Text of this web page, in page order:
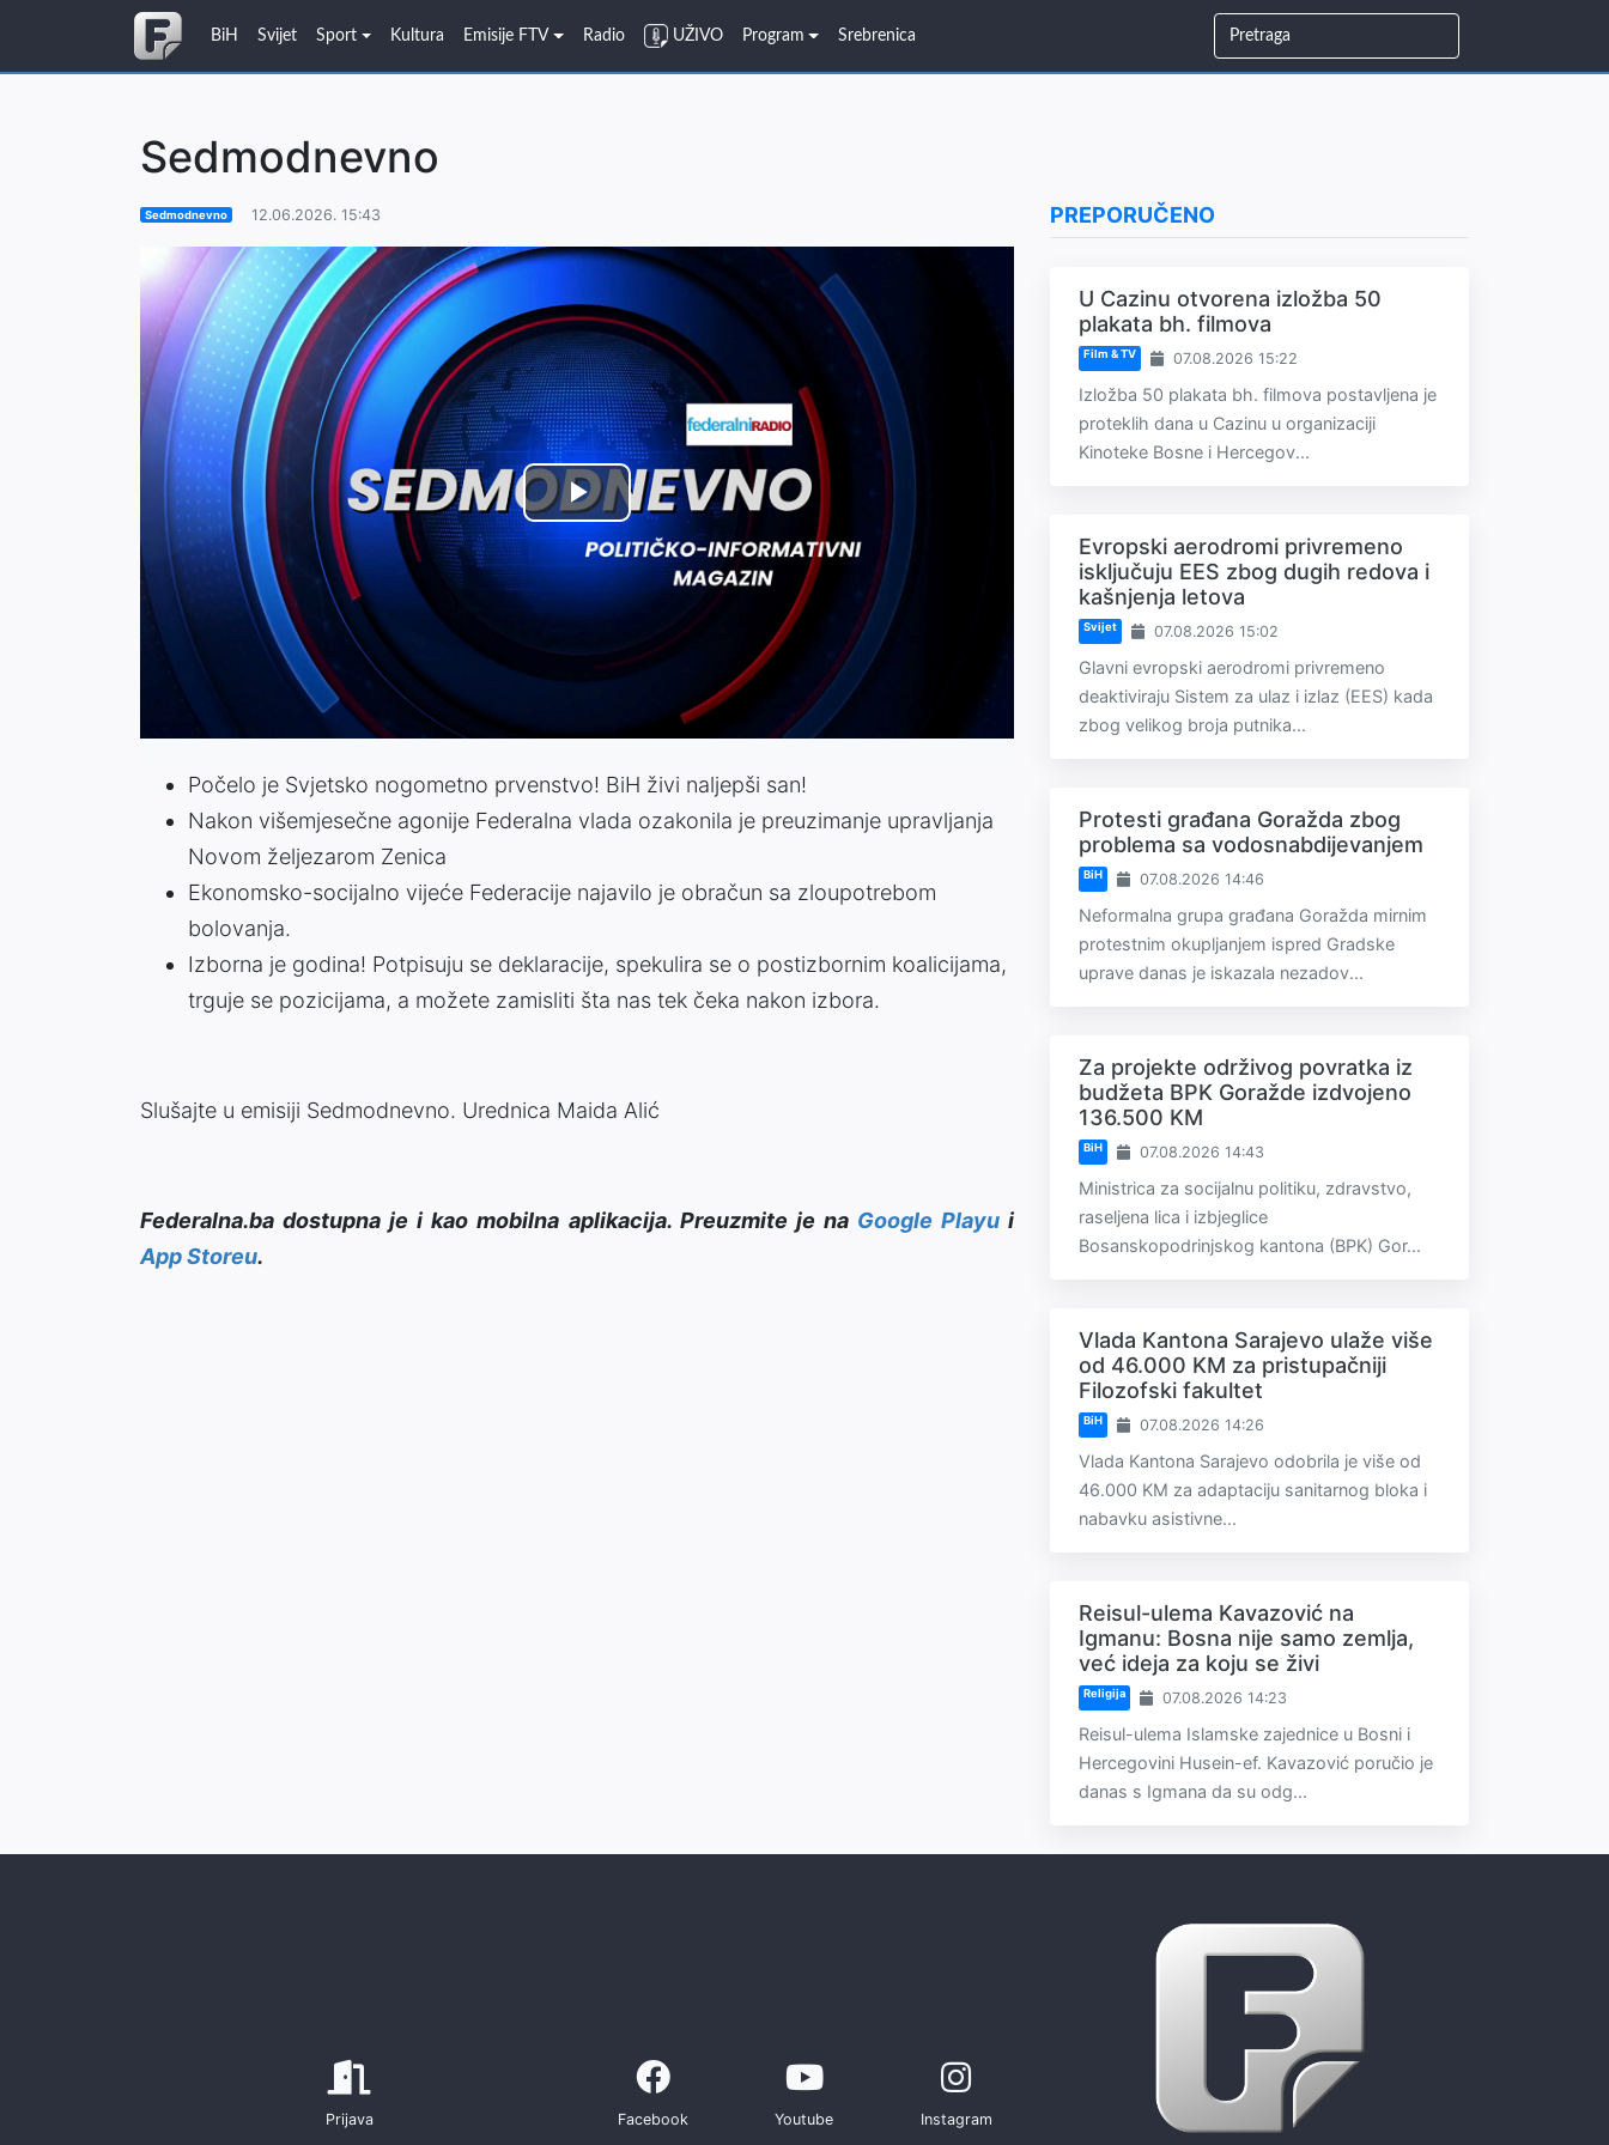
BiH Svijet Sport Kultura Emisije FTV Radio UŽIVO Program Srebrenica
Sedmodnevno
Sedmodnevno 12.06.2026. 15:43
Play
Video
Počelo je Svjetsko nogometno prvenstvo! BiH živi naljepši san!
Nakon višemjesečne agonije Federalna vlada ozakonila je preuzimanje upravljanja
Novom željezarom Zenica
Ekonomsko-socijalno vijeće Federacije najavilo je obračun sa zloupotrebom
bolovanja.
Izborna je godina! Potpisuju se deklaracije, spekulira se o postizbornim koalicijama,
trguje se pozicijama, a možete zamisliti šta nas tek čeka nakon izbora.
Slušajte u emisiji Sedmodnevno. Urednica Maida Alić
Federalna.ba dostupna je i kao mobilna aplikacija. Preuzmite je na Google Playui
App Storeu.
PREPORUČENO
U Cazinu otvorena izložba 50
plakata bh. filmova
Film & TV 07.08.2026 15:22
Izložba 50 plakata bh. filmova postavljena je
proteklih dana u Cazinu u organizaciji
Kinoteke Bosne i Hercegov...
Evropski aerodromi privremeno
isključuju EES zbog dugih redova i
kašnjenja letova
Svijet 07.08.2026 15:02
Glavni evropski aerodromi privremeno
deaktiviraju Sistem za ulaz i izlaz (EES) kada
zbog velikog broja putnika...
Protesti građana Goražda zbog
problema sa vodosnabdijevanjem
BiH 07.08.2026 14:46
Neformalna grupa građana Goražda mirnim
protestnim okupljanjem ispred Gradske
uprave danas je iskazala nezadov...
Za projekte održivog povratka iz
budžeta BPK Goražde izdvojeno
136.500 KM
BiH 07.08.2026 14:43
Ministrica za socijalnu politiku, zdravstvo,
raseljena lica i izbjeglice
Bosanskopodrinjskog kantona (BPK) Gor...
Vlada Kantona Sarajevo ulaže više
od 46.000 KM za pristupačniji
Filozofski fakultet
BiH 07.08.2026 14:26
Vlada Kantona Sarajevo odobrila je više od
46.000 KM za adaptaciju sanitarnog bloka i
nabavku asistivne...
Reisul-ulema Kavazović na
Igmanu: Bosna nije samo zemlja,
već ideja za koju se živi
Religija 07.08.2026 14:23
Reisul-ulema Islamske zajednice u Bosni i
Hercegovini Husein-ef. Kavazović poručio je
danas s Igmana da su odg...
Prijava Facebook Youtube Instagram